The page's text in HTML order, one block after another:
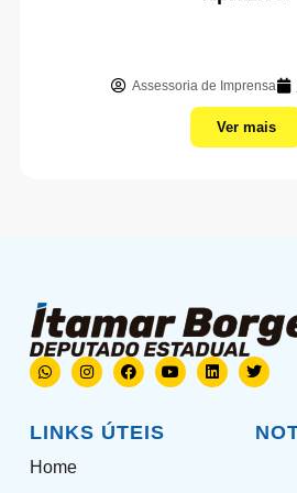
Assessoria de Imprensa
Ver mais
LINKS ÚTEIS
Home